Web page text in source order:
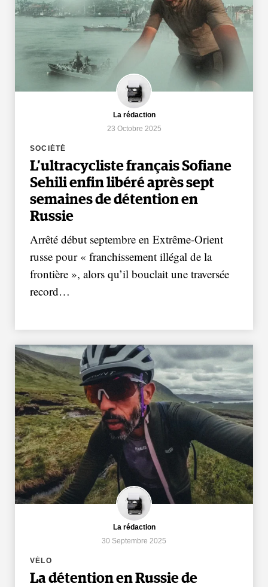
La rédaction
23 Octobre 2025
SOCIÉTÉ
L’ultracycliste français Sofiane
Sehili enfin libéré après sept
semaines de détention en
Russie
Arrêté début septembre en Extrême-Orient
russe pour « franchissement illégal de la
frontière », alors qu’il bouclait une traversée
record…
La rédaction
30 Septembre 2025
VÉLO
La détention en Russie de